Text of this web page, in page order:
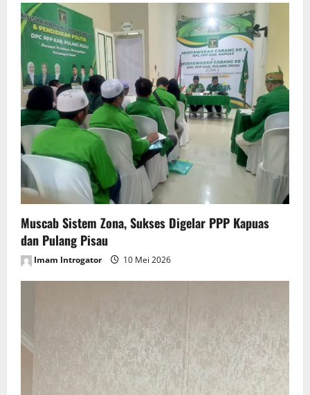
i
g
a
t
i
o
n
Muscab Sistem Zona, Sukses Digelar PPP Kapuas
dan Pulang Pisau
Imam Introgator 10 Mei 2026